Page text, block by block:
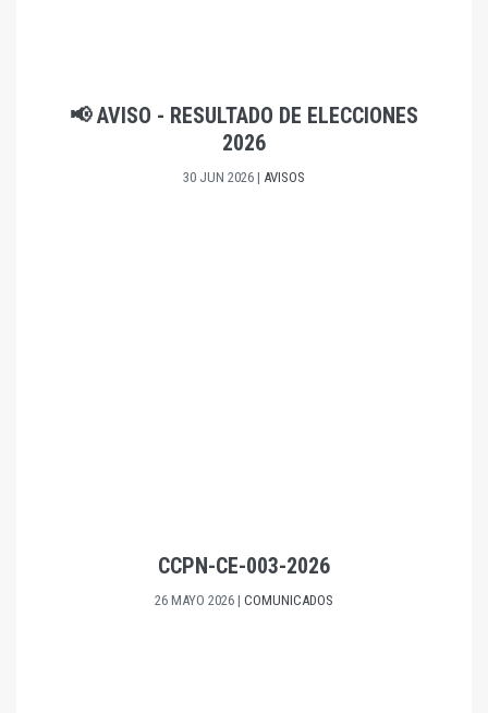
📢 AVISO - RESULTADO DE ELECCIONES
2026
30 JUN 2026 | AVISOS
CCPN-CE-003-2026
26 MAYO 2026 | COMUNICADOS